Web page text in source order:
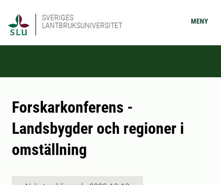
SVERIGES
LANTBRUKSUNIVERSITET
MENY
Forskarkonferens -
Landsbygder och regioner i
omställning